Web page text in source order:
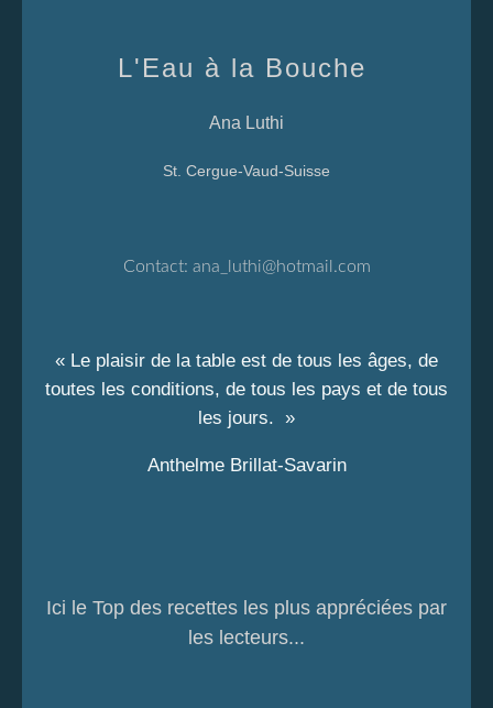
L'Eau à la Bouche
Ana Luthi
St. Cergue-Vaud-Suisse
Contact: ana_luthi@hotmail.com
« Le plaisir de la table est de tous les âges, de
toutes les conditions, de tous les pays et de tous
les jours. »
Anthelme Brillat-Savarin
Ici le Top des recettes les plus appréciées par
les lecteurs...